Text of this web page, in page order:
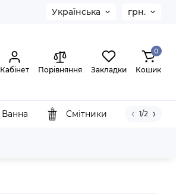
Українська грн.
Кабінет Порівняння Закладки
0
Кошик
Ванна Смітники 1/2